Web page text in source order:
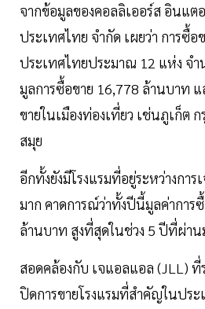
จากข้อมูลของคอลลิเออร์ส อินแ
ประเทศไทย จำกัด เผยว่า การซื้อ
ประเทศไทยประมาณ 12 แห่ง จ
มูลการซื้อขาย 16,778 ล้านบาท
ขายในเมืองท่องเที่ยว เช่นภูเก็ต
สมุย
อีกทั้งยังมีโรงแรมที่อยู่ระหว่างกา
มาก คาดการณ์ว่าทั้งปีนี้มูลค่าการ
ล้านบาท สูงที่สุดในช่วง 5 ปีที่ผ่าน
สอดคล้องกับ เจแอลแอล (JLL) ที่
ปิดการขายโรงแรมที่สำคัญในปร